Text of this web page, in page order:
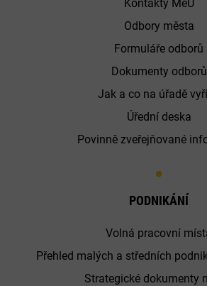
Kontakty MěÚ
Odbory města
Formuláře odborů
Dokumenty odborů
Jak a co na úřadě
Úřední deska
Povinně zveřejňované
PODNIKÁNÍ
Volná pracovní
Přehled malých a středních
Strategické dokumenty